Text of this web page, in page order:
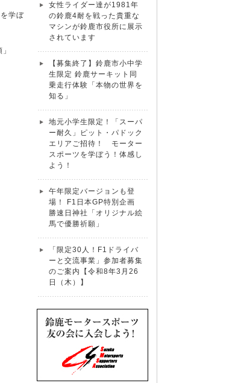
学ぼ
女性ライダー達が1981年
の鈴鹿4耐を戦った貴重な
マシンが鈴鹿市役所に展示
されています
【募集終了】鈴鹿市小中学
生限定 鈴鹿サーキット同
乗走行体験「本物の世界を
知る」
地元小学生限定！「スーパ
ー耐久」ピット・パドック
エリアご招待！ モーター
スポーツを学ぼう！体感し
よう！
午年限定バージョンも登
場！ F1日本GP特別企画
勝速日神社「オリジナル絵
馬で優勝祈願」
「限定30人！F1ドライバ
ーと交流事業」参加者募集
のご案内【令和8年3月26
日（木）】